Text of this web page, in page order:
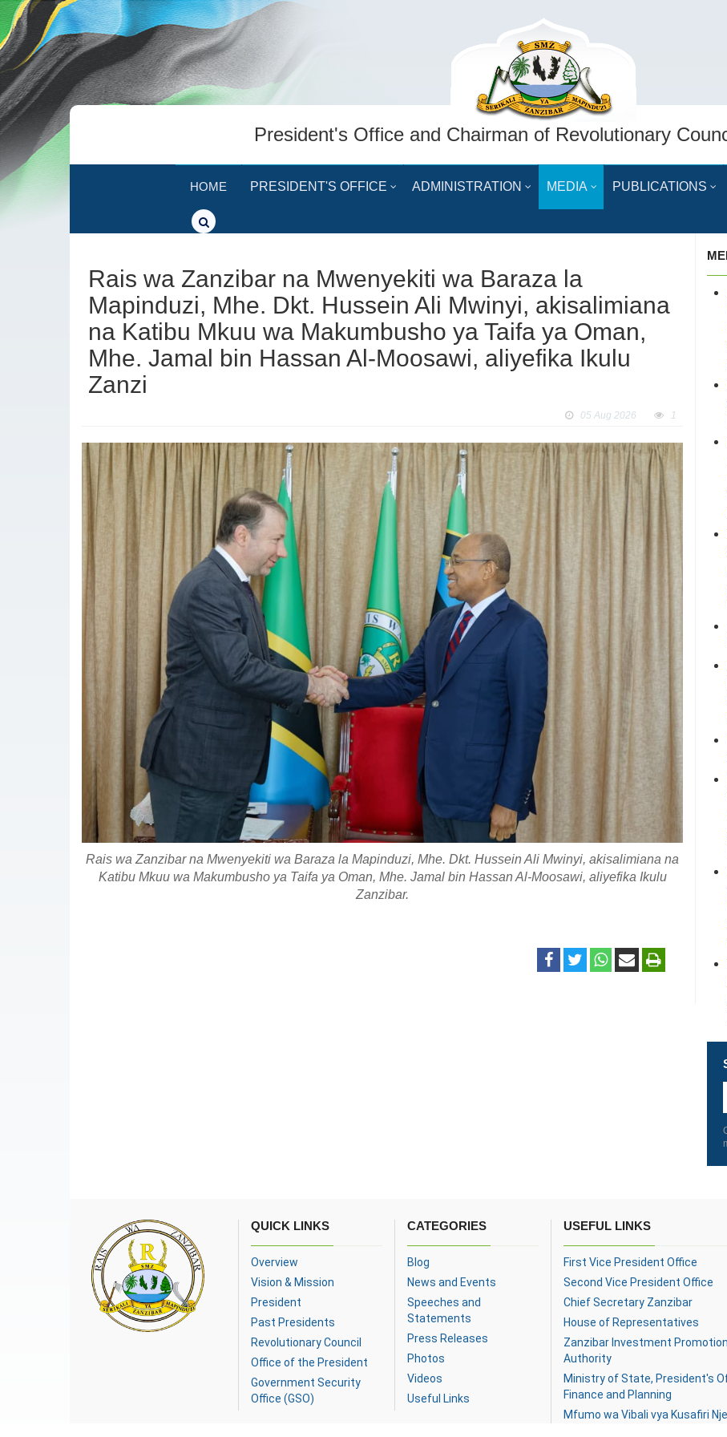
President's Office and Chairman of Revolutionary
HOME PRESIDENT'S OFFICE ADMINISTRATION MEDIA PUBLICATIONS
Rais wa Zanzibar na Mwenyekiti wa Baraza la
Mapinduzi, Mhe. Dkt. Hussein Ali Mwinyi, akisalimiana
na Katibu Mkuu wa Makumbusho ya Taifa ya Oman,
Mhe. Jamal bin Hassan Al-Moosawi, aliyefika Ikulu
Zanzi
05 Aug 2026 1
Rais wa Zanzibar na Mwenyekiti wa Baraza la Mapinduzi, Mhe. Dkt. Hussein Ali Mwinyi, akisalimiana na
Katibu Mkuu wa Makumbusho ya Taifa ya Oman, Mhe. Jamal bin Hassan Al-Moosawi, aliyefika Ikulu
Zanzibar.
QUICK LINKS
Overview
Vision & Mission
President
Past Presidents
Revolutionary Council
Office of the President
Government Security
Office (GSO)
CATEGORIES
Blog
News and Events
Speeches and
Statements
Press Releases
Photos
Videos
Useful Links
USEFUL LINKS
First Vice President Office
Second Vice President Office
Chief Secretary Zanzibar
House of Representatives
Zanzibar Investment Promotion
Authority
Ministry of State, President's
Finance and Planning
Mfumo wa Vibali vya Kusafiri